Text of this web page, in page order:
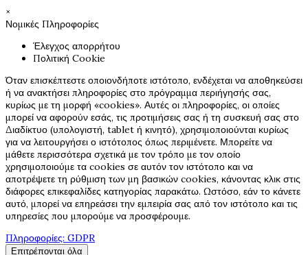
×
Νομικές Πληροφορίες
Έλεγχος απορρήτου
Πολιτική Cookie
Όταν επισκέπτεστε οποιονδήποτε ιστότοπο, ενδέχεται να αποθηκεύσει
ή να ανακτήσει πληροφορίες στο πρόγραμμα περιήγησής σας,
κυρίως με τη μορφή «cookies». Αυτές οι πληροφορίες, οι οποίες
μπορεί να αφορούν εσάς, τις προτιμήσεις σας ή τη συσκευή σας στο
Διαδίκτυο (υπολογιστή, tablet ή κινητό), χρησιμοποιούνται κυρίως
για να λειτουργήσει ο ιστότοπος όπως περιμένετε. Μπορείτε να
μάθετε περισσότερα σχετικά με τον τρόπο με τον οποίο
χρησιμοποιούμε τα cookies σε αυτόν τον ιστότοπο και να
αποτρέψετε τη ρύθμιση των μη βασικών cookies, κάνοντας κλικ στις
διάφορες επικεφαλίδες κατηγορίας παρακάτω. Ωστόσο, εάν το κάνετε
αυτό, μπορεί να επηρεάσει την εμπειρία σας από τον ιστότοπο και τις
υπηρεσίες που μπορούμε να προσφέρουμε.
Πληροφορίες: GDPR
Επιτρέπονται όλα